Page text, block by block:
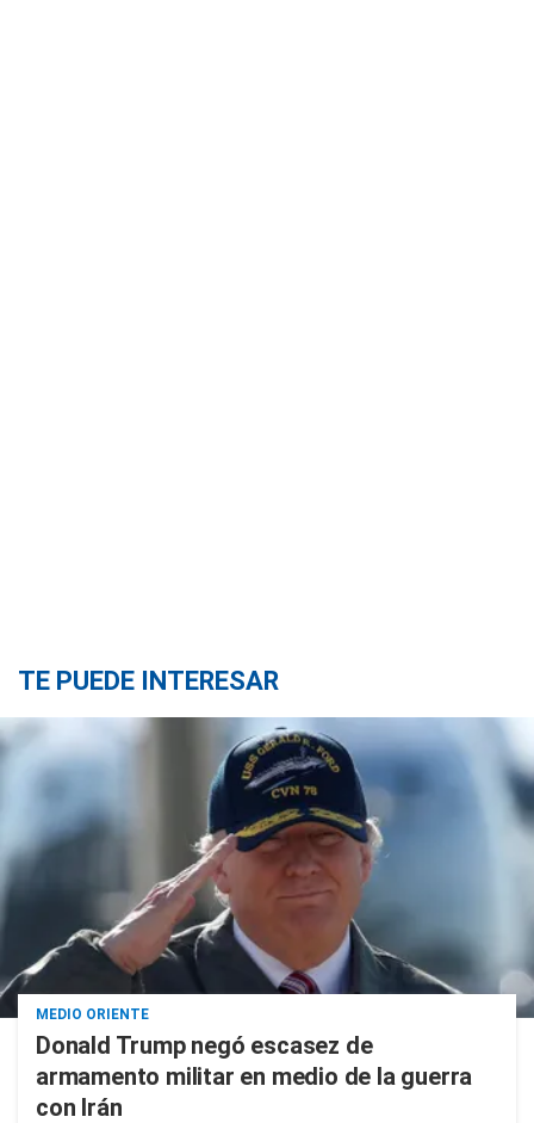
TE PUEDE INTERESAR
MEDIO ORIENTE
Donald Trump negó escasez de
armamento militar en medio de la guerra
con Irán